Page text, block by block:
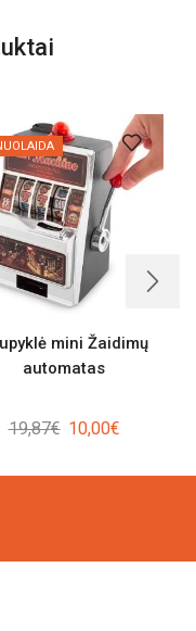
mini Žaidimų
automatas
19,87€ Original
was:
10,00€Current
is: